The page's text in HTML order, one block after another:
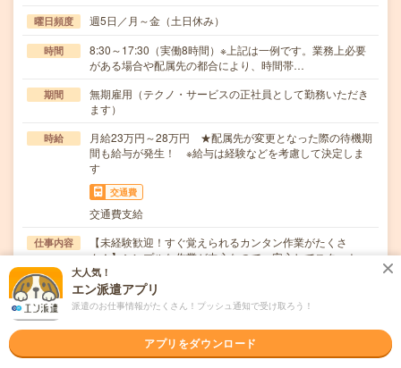
曜日頻度 週5日／月～金（土日休み）
時間
8:30～17:30（実働8時間）※上記は一例です。業務上必要
がある場合や配属先の都合により、時間帯…
期間
無期雇用（テクノ・サービスの正社員として勤務いただき
ます）
時給
月給23万円～28万円 ★配属先が変更となった際の待機期
間も給与が発生！ ※給与は経験などを考慮して決定しま
す
交通費
交通費支給
仕事内容
【未経験歓迎！すぐ覚えられるカンタン作業がたくさ
ん！】シンプルな作業が中心なので、安心してスタート
で…
応募資格
職種未経験OK / ブランクOK / パソコンスキル不要 / 英語力
不要
＼未経験から安定した働き方を目指したい方歓迎！／経
験・資格・学歴は問いません◎「そろそろ腰を据えて働…
大人気！
エン派遣アプリ
派遣のお仕事情報がたくさん！プッシュ通知で受け取ろう！
アプリをダウンロード